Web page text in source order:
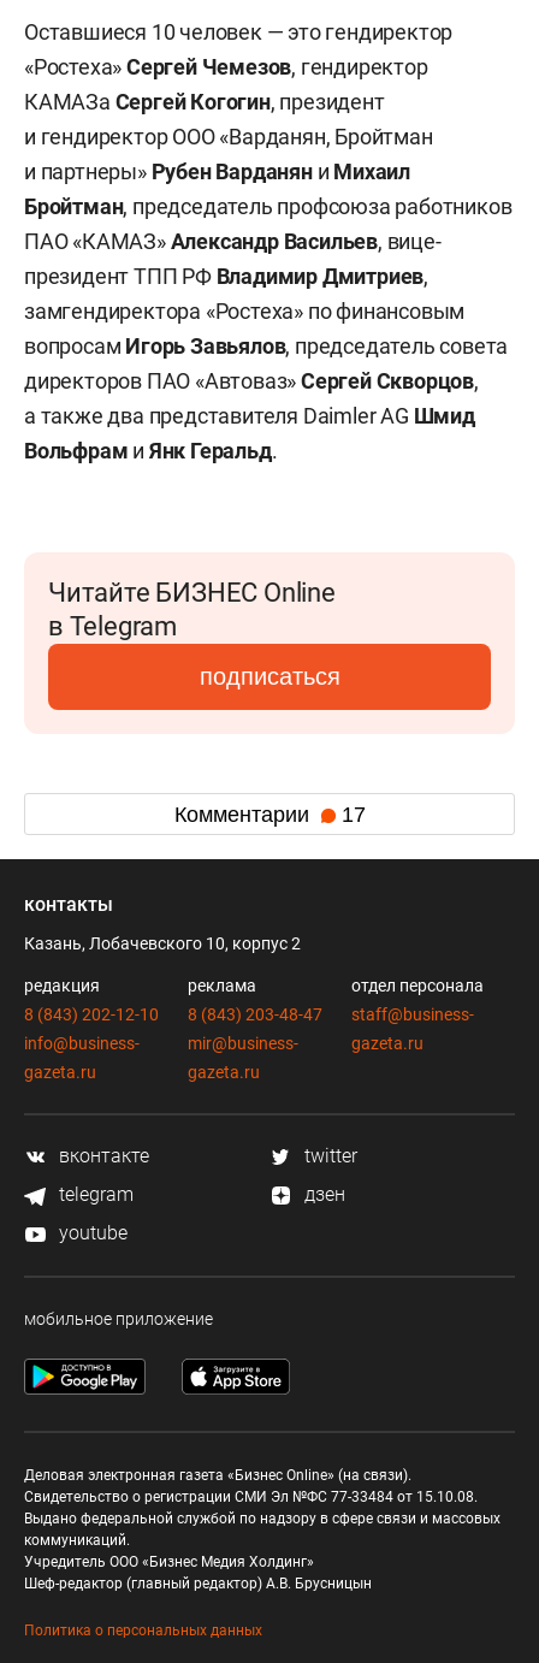
Оставшиеся 10 человек — это гендиректор
«Ростеха»Сергей Чемезов, гендиректор
КАМАЗа Сергей Когогин, президент
и гендиректор ООО «Варданян, Бройтман
и партнеры» Рубен Варданян и Михаил
Бройтман, председатель профсоюза работников
ПАО «КАМАЗ»Александр Васильев, вице-
президент ТПП РФ Владимир Дмитриев,
замгендиректора «Ростеха» по финансовым
вопросам Игорь Завьялов, председатель совета
директоров ПАО «Автоваз»Сергей Скворцов,
а также два представителя Daimler AG Шмид
Вольфрам и Янк Геральд.
Читайте БИЗНЕС Online
в Telegram
подписаться
Комментарии 17
контакты
Казань, Лобачевского 10, корпус 2
редакция
8 (843) 202-12-10
info@business-
gazeta.ru
реклама
8 (843) 203-48-47
mir@business-
gazeta.ru
отдел персонала
staff@business-
gazeta.ru
вконтакте
twitter
telegram
дзен
youtube
мобильное приложение
Деловая электронная газета «Бизнес Online» (на связи).
Свидетельство о регистрации СМИ Эл №ФС 77-33484 от 15.10.08.
Выдано федеральной службой по надзору в сфере связи и массовых
коммуникаций.
Учредитель ООО «Бизнес Медия Холдинг»
Шеф-редактор (главный редактор) А.В. Брусницын
Политика о персональных данных